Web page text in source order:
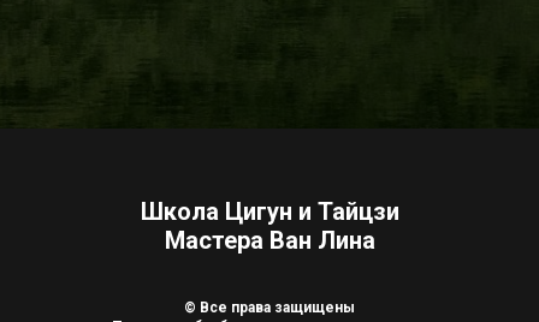
Школа Цигун и Тайцзи
Мастера Ван Лина
© Все права защищены